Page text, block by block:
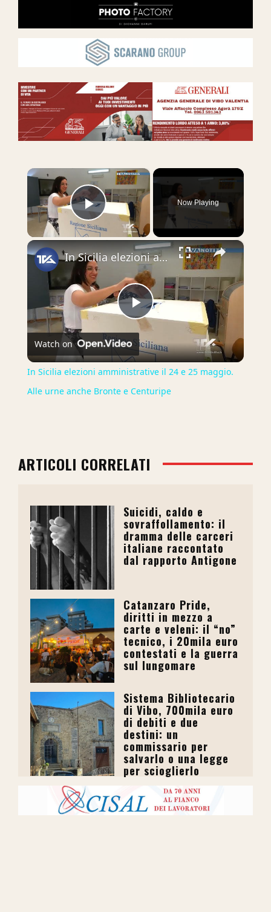
×
Play Video
Now Playing
×
Play
Video
In Sicilia elezioni amministrative il 24 e 25 maggio. Alle urne anche Bronte e Centuripe
Watch on
In Sicilia elezioni amministrative il 24 e 25 maggio.
Alle urne anche Bronte e Centuripe
ARTICOLI CORRELATI
Suicidi, caldo e
sovraffollamento: il
dramma delle carceri
italiane raccontato
dal rapporto Antigone
Catanzaro Pride,
diritti in mezzo a
carte e veleni: il “no”
tecnico, i 20mila euro
contestati e la guerra
sul lungomare
Sistema Bibliotecario
di Vibo, 700mila euro
di debiti e due
destini: un
commissario per
salvarlo o una legge
per scioglierlo